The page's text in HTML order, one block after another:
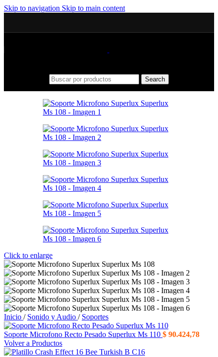
Skip to navigation Skip to main content
Search
Click to enlarge
Inicio / Sonido y Audio / Soportes
Soporte Microfono Recto Pesado Superlux Ms 110 $ 90.424,78
Volver a Productos